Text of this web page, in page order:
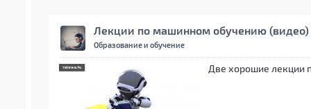
Лекции по машинном обучению (видео)
Образование и обучение
Две хорошие лекции